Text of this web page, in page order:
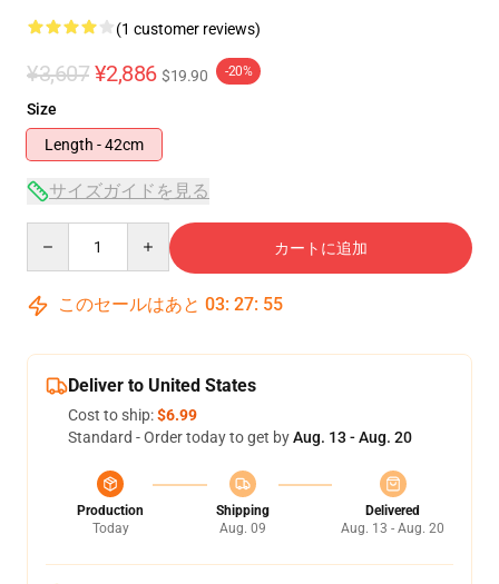
(1 customer reviews)
¥3,607 ¥2,886 $19.90 -20%
Size
Length - 42cm
サイズガイドを見る
カートに追加
このセールはあと 03: 27: 54
Deliver to United States
Cost to ship:$6.99
Standard - Order today to get byAug. 13 - Aug. 20
Production
Today
Shipping
Aug. 09
Delivered
Aug. 13 - Aug. 20